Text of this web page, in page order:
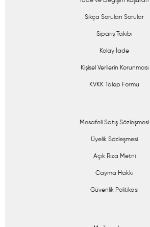
Sıkça Sorulan Sorular
Sipariş Takibi
Kolay İade
Kişisel Verilerin Korunması
KVKK Talep Formu
Mesafeli Satış Sözleşmesi
Üyelik Sözleşmesi
Açık Rıza Metni
Cayma Hakkı
Güvenlik Politikası